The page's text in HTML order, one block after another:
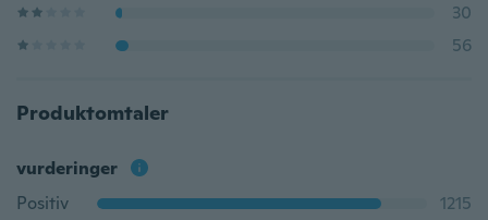
30
56
Produktomtaler
vurderinger
Positiv
1215